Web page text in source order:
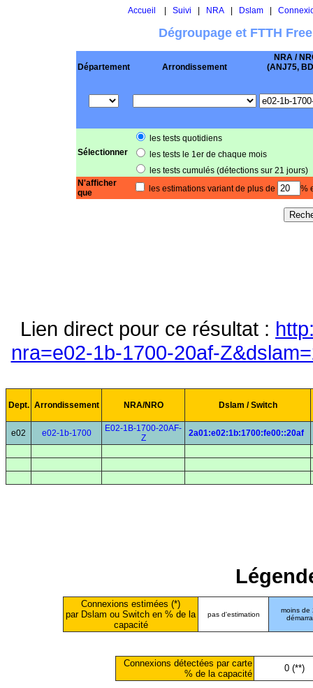
Accueil Suivi NRA| Dslam|
Dégroupage et FTTH
Département Arrondissement
NRA /
(ANJ75,
Sélectionner
les tests quotidiens
les tests le 1er de chaque mois
les tests cumulés (détections sur 21 jours)
N'afficher
que
les estimations variant de plus de %
Lien direct pour ce résultat :
nra=e02-1b-1700-20af-
Dept. Arrondissement NRA/NRO Dslam / Switch
e02 e02-1b-1700
E02-1B-1700-20AF-
Z
2a01:e02:1b:1700:fe00::20af
Connexions estimées (*)
par Dslam ou Switch en % de la
capacité
pas d'estimation
moins de
Connexions détectées par carte
% de la capacité
0 (**)